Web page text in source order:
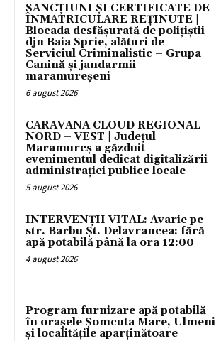
SANCȚIUNI ȘI CERTIFICATE DE
ÎNMATRICULARE REȚINUTE |
Blocada desfășurată de polițiștii
djn Baia Sprie, alături de
Serviciul Criminalistic – Grupa
Canină și jandarmii
maramureșeni
6 august 2026
CARAVANA CLOUD REGIONAL
NORD – VEST | Județul
Maramureș a găzduit
evenimentul dedicat digitalizării
administrației publice locale
5 august 2026
INTERVENȚII VITAL: Avarie pe
str. Barbu Șt. Delavrancea: fără
apă potabilă până la ora 12:00
4 august 2026
Program furnizare apă potabilă
în orașele Șomcuta Mare, Ulmeni
și localitățile aparținătoare